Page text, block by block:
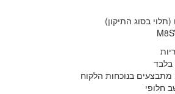
בלבד
מתבצעים בנוכחות הלקוח
חלופי